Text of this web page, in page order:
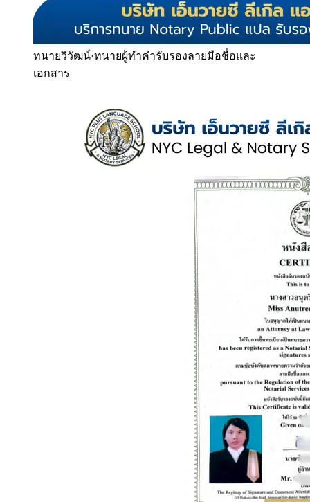
ทนายวิวัฒน์·ทนายผู้ทำคำรับรองลายมือชื่อและ
เอกสาร